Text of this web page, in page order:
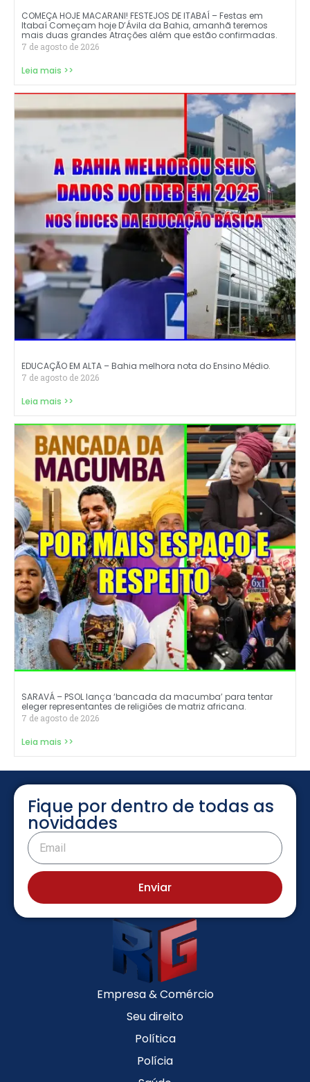
COMEÇA HOJE MACARANI! FESTEJOS DE ITABAÍ – Festas em
Itabaí Começam hoje D’Ávila da Bahia, amanhã teremos
mais duas grandes Atrações além que estão confirmadas.
7 de agosto de 2026
Leia mais >>
EDUCAÇÃO EM ALTA – Bahia melhora nota do Ensino Médio.
7 de agosto de 2026
Leia mais >>
SARAVÁ – PSOL lança ‘bancada da macumba’ para tentar
eleger representantes de religiões de matriz africana.
7 de agosto de 2026
Leia mais >>
Fique por dentro de todas as
novidades
Enviar
Empresa & Comércio
Seu direito
Política
Polícia